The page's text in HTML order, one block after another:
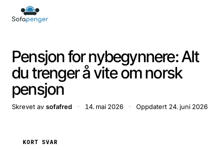
Pensjon for nybegynnere: Alt
du trenger å vite om norsk
pensjon
Skrevet av sofafred · 14. mai 2026 · Oppdatert 24. juni 2026
KORT SVAR